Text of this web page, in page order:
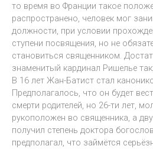
то время во Франции такое
распространено, человек мог
должности, при условии
ступени посвящения, но не
становиться священником.
знаменитый кардинал Ришелье
В 16 лет Жан-Батист стал
Предполагалось, что он будет
смерти родителей, но 26-ти лет,
рукоположен во священника, а
получил степень доктора
предполагал, что займётся